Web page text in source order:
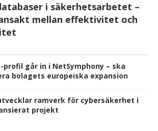
i säkerhetsarbetet –
mellan effektivitet och
går in i NetSymphony – ska
bolagets europeiska expansion
ramverk för cybersäkerhet i
projekt